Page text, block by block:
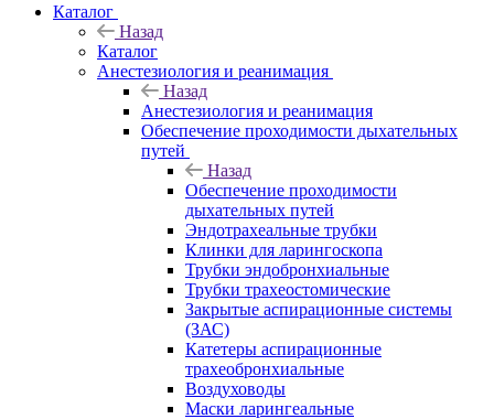
Каталог
Назад
Каталог
Анестезиология и реанимация
Назад
Анестезиология и реанимация
Обеспечение проходимости дыхательных
путей
Назад
Обеспечение проходимости
дыхательных путей
Эндотрахеальные трубки
Клинки для ларингоскопа
Трубки эндобронхиальные
Трубки трахеостомические
Закрытые аспирационные системы
(ЗАС)
Катетеры аспирационные
трахеобронхиальные
Воздуховоды
Маски ларингеальные